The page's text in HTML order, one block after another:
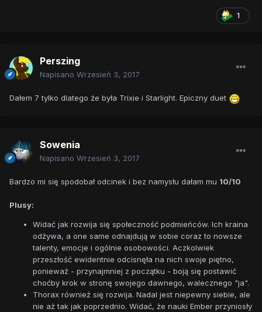
1
Perszing
Napisano Wrzesień 3, 2017
Dałem 7 tylko dlatego że była Trixie i Starlight. Epiczny duet
Sowenia
Napisano Wrzesień 3, 2017
Bardzo mi się spodobał odcinek i bez namysłu dałam mu 10/10
Plusy:
Widać jak rozwija się społeczność podmieńców. Ich kraina
odżywa, a one same odnajdują w sobie coraz to nowsze
talenty, emocje i ogólnie osobowości. Aczkolwiek
przeszłość ewidentnie odcisnęła na nich swoje piętno,
ponieważ - przynajmniej z początku - boją się postawić
choćby krok w stronę swojego dawnego, walecznego "ja".
Thorax również się rozwija. Nadal jest niepewny siebie, ale
nie aż tak jak poprzednio. Widać, że nauki Ember przyniosły